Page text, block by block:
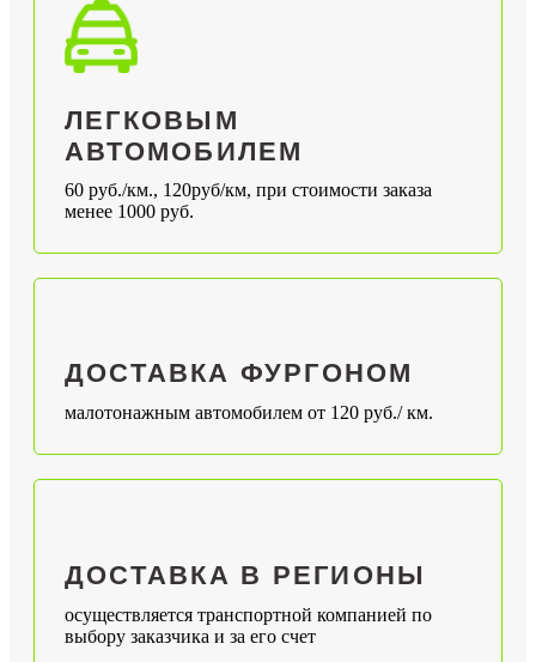
ЛЕГКОВЫМ
АВТОМОБИЛЕМ
60 руб./км., 120руб/км, при стоимости заказа
менее 1000 руб.
ДОСТАВКА ФУРГОНОМ
малотонажным автомобилем от 120 руб./ км.
ДОСТАВКА В РЕГИОНЫ
осуществляется транспортной компанией по
выбору заказчика и за его счет